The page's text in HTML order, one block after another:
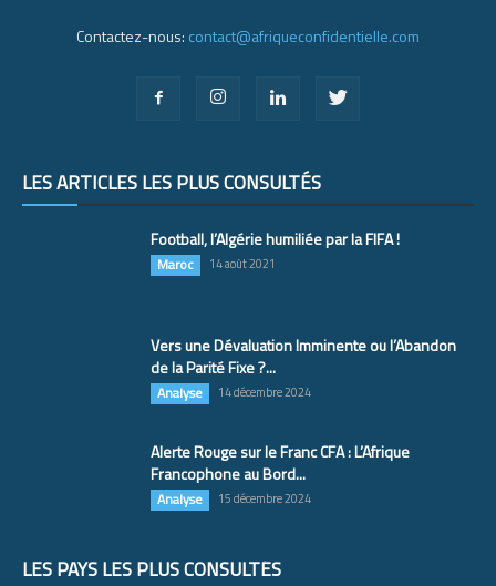
Contactez-nous: contact@afriqueconfidentielle.com
LES ARTICLES LES PLUS CONSULTÉS
Football, l’Algérie humiliée par la FIFA !
Maroc 14 août 2021
Vers une Dévaluation Imminente ou l’Abandon
de la Parité Fixe ?...
Analyse 14 décembre 2024
Alerte Rouge sur le Franc CFA : L’Afrique
Francophone au Bord...
Analyse 15 décembre 2024
LES PAYS LES PLUS CONSULTÉS